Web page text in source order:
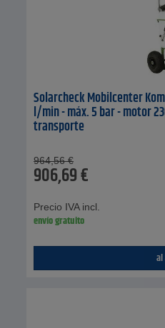
Solarcheck Mobilcenter
l/min - máx. 5 bar - motor
transporte
964,56 €
906,69€
Precio IVA incl.
envío gratuito